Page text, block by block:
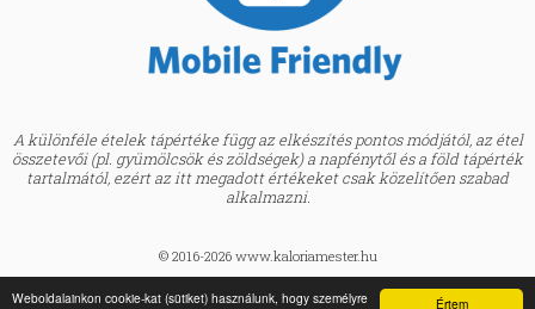
Értem
Weboldalainkon cookie-kat (sütiket) használunk, hogy személyre
A különféle ételek tápértéke függ az elkészítés pontos módjától, az étel
összetevői (pl. gyümölcsök és zöldségek) a napfénytől és a föld tápérték
tartalmától, ezért az itt megadott értékeket csak közelítően szabad
alkalmazni.
© 2016-2026 www.kaloriamester.hu